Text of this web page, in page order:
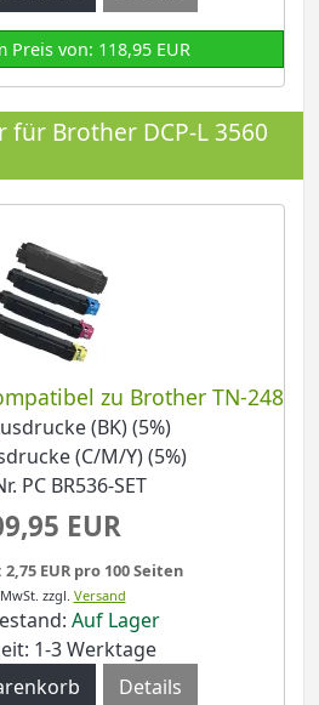
Preis von: 118,95 EUR
Brother DCP-L 3560
zu Brother TN-248
(BK) (5%)
(C/M/Y) (5%)
PC BR536-SET
EUR
EUR pro 100 Seiten
zzgl. Versand
Auf Lager
1-3 Werktage
Details